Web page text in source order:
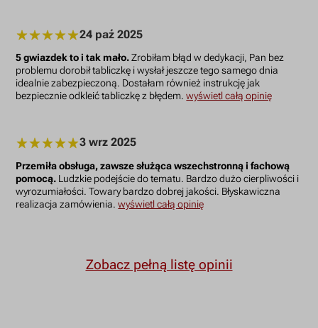
24 paź 2025
5 gwiazdek to i tak mało.Zrobiłam błąd w dedykacji, Pan bez
problemu dorobił tabliczkę i wysłał jeszcze tego samego dnia
idealnie zabezpieczoną. Dostałam również instrukcję jak
bezpiecznie odkleić tabliczkę z błędem.wyświetl całą opinię
3 wrz 2025
Przemiła obsługa, zawsze służąca wszechstronną i fachową
pomocą. Ludzkie podejście do tematu. Bardzo dużo cierpliwości i
wyrozumiałości. Towary bardzo dobrej jakości. Błyskawiczna
realizacja zamówienia.wyświetl całą opinię
Zobacz pełną listę opinii